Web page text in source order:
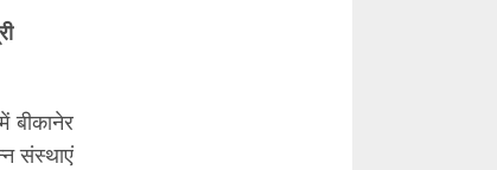
बीकानेर
संस्थाएं